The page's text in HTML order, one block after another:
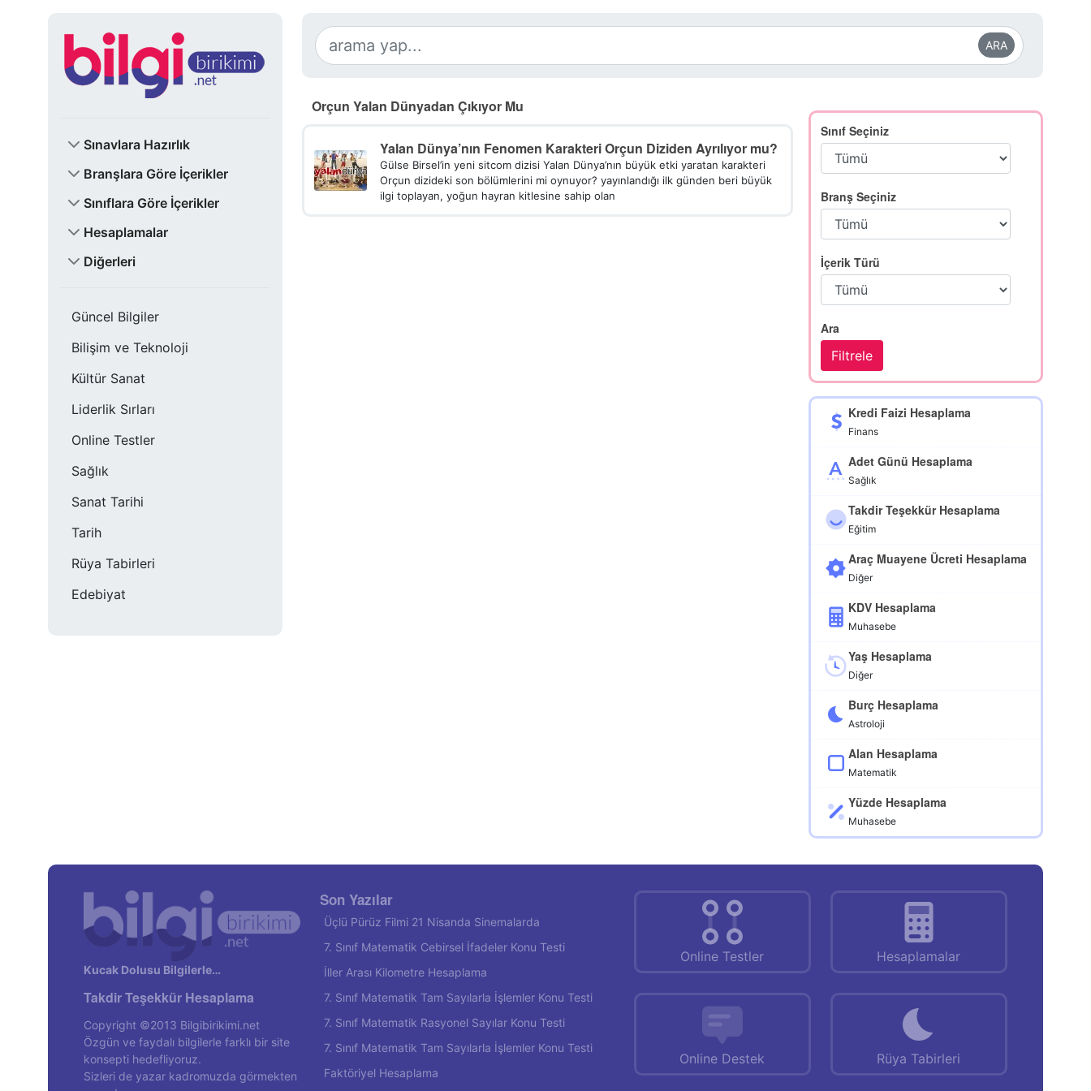
Sınavlara Hazırlık
Branşlara Göre İçerikler
Sınıflara Göre İçerikler
Hesaplamalar
Diğerleri
Güncel Bilgiler
Bilişim ve Teknoloji
Kültür Sanat
Liderlik Sırları
Online Testler
Sağlık
Sanat Tarihi
Tarih
Rüya Tabirleri
Edebiyat
ARA
Orçun Yalan Dünyadan Çıkıyor Mu
Yalan Dünya’nın Fenomen Karakteri Orçun Diziden Ayrılıyor mu?
Gülse Birsel’in yeni sitcom dizisi Yalan Dünya’nın büyük etki yaratan karakteri
Orçun dizideki son bölümlerini mi oynuyor? yayınlandığı ilk günden beri büyük
ilgi toplayan, yoğun hayran kitlesine sahip olan
Sınıf Seçiniz
Branş Seçiniz
İçerik Türü
Ara
Kredi Faizi Hesaplama
Finans
Adet Günü Hesaplama
Sağlık
Takdir Teşekkür Hesaplama
Eğitim
Araç Muayene Ücreti Hesaplama
Diğer
KDV Hesaplama
Muhasebe
Yaş Hesaplama
Diğer
Burç Hesaplama
Astroloji
Alan Hesaplama
Matematik
Yüzde Hesaplama
Muhasebe
Kucak Dolusu Bilgilerle…
Takdir Teşekkür Hesaplama
Copyright ©2013 Bilgibirikimi.net
Özgün ve faydalı bilgilerle farklı bir site
konsepti hedefliyoruz.
Sizleri de yazar kadromuzda görmekten
Son Yazılar
Üçlü Pürüz Filmi 21 Nisanda Sinemalarda
7. Sınıf Matematik Cebirsel İfadeler Konu Testi
İller Arası Kilometre Hesaplama
7. Sınıf Matematik Tam Sayılarla İşlemler Konu Testi
7. Sınıf Matematik Rasyonel Sayılar Konu Testi
7. Sınıf Matematik Tam Sayılarla İşlemler Konu Testi
Faktöriyel Hesaplama
Online Testler Hesaplamalar
Online Destek Rüya Tabirleri